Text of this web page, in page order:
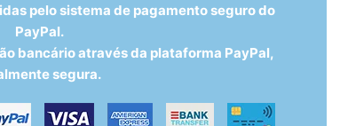
pelo sistema de pagamento seguro do
PayPal.
bancário através da plataforma PayPal,
segura.